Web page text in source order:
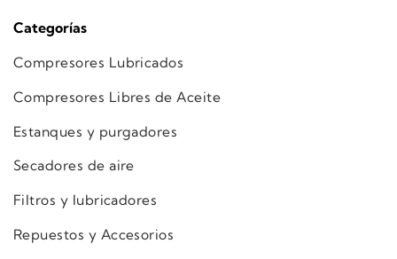
Categorías
Compresores Lubricados
Compresores Libres de Aceite
Estanques y purgadores
Secadores de aire
Filtros y lubricadores
Repuestos y Accesorios